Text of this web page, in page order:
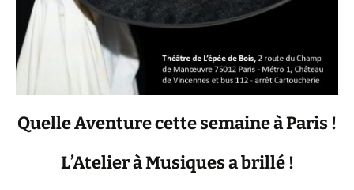
Quelle Aventure cette semaine à Paris !
L’Atelier à Musiques a brillé !